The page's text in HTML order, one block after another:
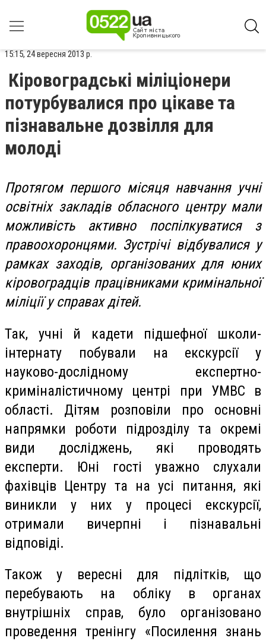
15:15, 24 вересня 2013 р.
Кіровоградські міліціонери
потурбувалися про цікаве та
пізнавальне дозвілля для
молоді
Протягом першого місяця навчання учні
освітніх закладів обласного центру мали
можливість активно поспілкуватися з
правоохоронцями. Зустрічі відбувалися у
рамках заходів, організованих для юних
кіровоградцівпрацівниками кримінальної
міліції у справах дітей.
Так, учні й кадети підшефної школи-
інтернату побували на екскурсії у
науково-дослідному експертно-
криміналістичному центрі при УМВС в
області. Дітям розповіли про основні
напрямки роботи підрозділу та окремі
види досліджень, які проводять
експерти. Юні гості уважно слухали
фахівців Центру та на усі питання, які
виникли у них у процесі екскурсії,
отримали вичерпні і пізнавальні
відповіді.
Також у вересні для підлітків, що
перебувають на обліку в органах
внутрішніх справ, було організовано
проведення тренінгу «Посилення знань